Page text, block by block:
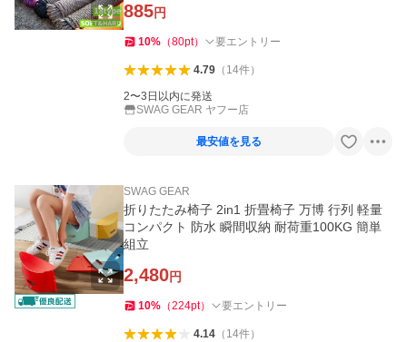
885円
10% （80pt） 要エントリー
4.79（ 14件）
2〜3日以内に発送
SWAG GEAR ヤフー店
最安値を見る
SWAG GEAR
折りたたみ椅子 2in1 折畳椅子 万博 行列 軽量
コンパクト 防水 瞬間収納 耐荷重100KG 簡単
組立
2,480円
10% （224pt） 要エントリー
4.14（ 14件）